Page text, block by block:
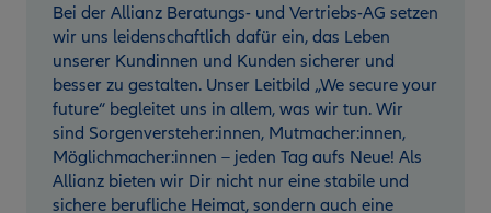
Bei der Allianz Beratungs- und Vertriebs-AG setzen
wir uns leidenschaftlich dafür ein, das Leben
unserer Kundinnen und Kunden sicherer und
besser zu gestalten. Unser Leitbild „We secure your
future“ begleitet uns in allem, was wir tun. Wir
sind Sorgenversteher:innen, Mutmacher:innen,
Möglichmacher:innen – jeden Tag aufs Neue! Als
Allianz bieten wir Dir nicht nur eine stabile und
sichere berufliche Heimat, sondern auch eine